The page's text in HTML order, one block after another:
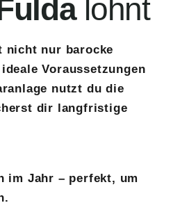
lohnt
nicht nur barocke
Voraussetzungen
nutzt du die
dir langfristige
im Jahr – perfekt, um